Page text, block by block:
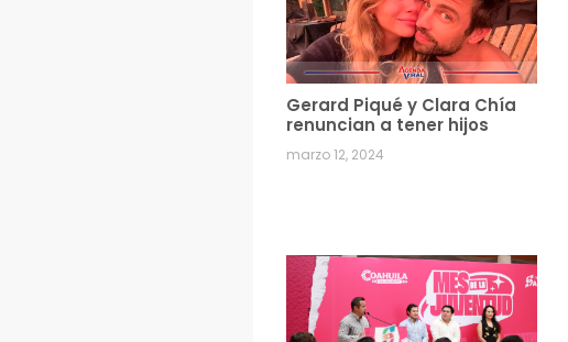
Gerard Piqué y Clara Chía
renuncian a tener hijos
marzo 12, 2024